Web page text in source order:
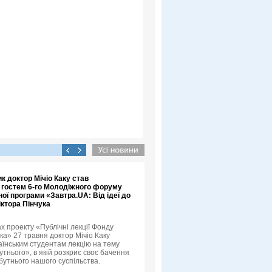
доктор Мічіо Каку став
6-го Молодіжного форуму
програми «Завтра.UA: Від ідеї до
Пінчука
проекту «Публічні лекції Фонду
27 травня доктор Мічіо Каку
студентам лекцію на тему
в якій розкриє своє бачення
нашого суспільства.